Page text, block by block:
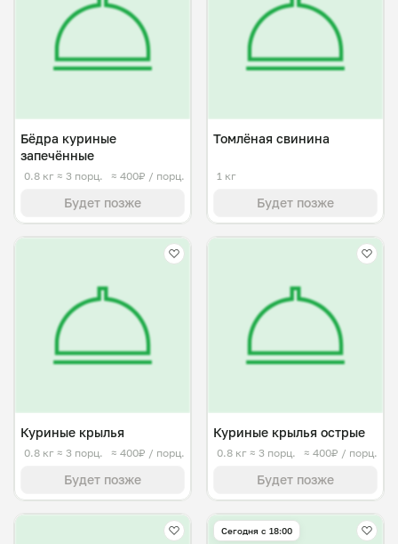
Бёдра куриные
запечённые
0.8 кг ≈ 3 порц. ≈ 400₽ / порц.
Будет позже
Томлёная свинина
1 кг
Будет позже
Куриные крылья
0.8 кг ≈ 3 порц. ≈ 400₽ / порц.
Будет позже
Куриные крылья острые
0.8 кг ≈ 3 порц. ≈ 400₽ / порц.
Будет позже
Сегодня с 18:00